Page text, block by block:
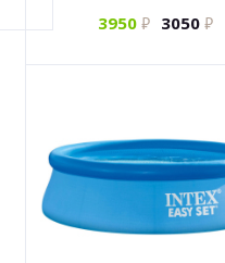
3950
3050